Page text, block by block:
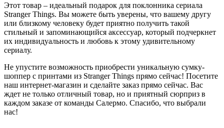
Этот товар – идеальный подарок для поклонника сериала
Stranger Things. Вы можете быть уверены, что вашему другу
или близкому человеку будет приятно получить такой
стильный и запоминающийся аксессуар, который подчеркнет
их индивидуальность и любовь к этому удивительному
сериалу.
Не упустите возможность приобрести уникальную сумку-
шоппер с принтами из Stranger Things прямо сейчас! Посетите
наш интернет-магазин и сделайте заказ прямо сейчас. Вас
ждет не только отличный товар, но и приятный сюрприз в
каждом заказе от команды Салермо. Спасибо, что выбрали
нас!